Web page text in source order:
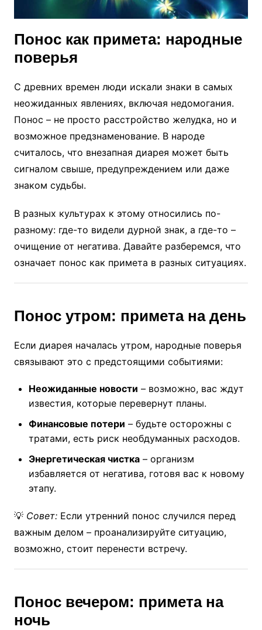
Понос как примета: народные
поверья
С древних времен люди искали знаки в самых
неожиданных явлениях, включая недомогания.
Понос – не просто расстройство желудка, но и
возможное предзнаменование. В народе
считалось, что внезапная диарея может быть
сигналом свыше, предупреждением или даже
знаком судьбы.
В разных культурах к этому относились по-
разному: где-то видели дурной знак, а где-то –
очищение от негатива. Давайте разберемся, что
означает понос как примета в разных ситуациях.
Понос утром: примета на день
Если диарея началась утром, народные поверья
связывают это с предстоящими событиями:
Неожиданные новости – возможно, вас ждут
известия, которые перевернут планы.
Финансовые потери – будьте осторожны с
тратами, есть риск необдуманных расходов.
Энергетическая чистка– организм
избавляется от негатива, готовя вас к новому
этапу.
💡 Совет:Если утренний понос случился перед
важным делом – проанализируйте ситуацию,
возможно, стоит перенести встречу.
Понос вечером: примета на
ночь